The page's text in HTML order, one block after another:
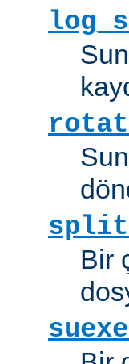
Bir